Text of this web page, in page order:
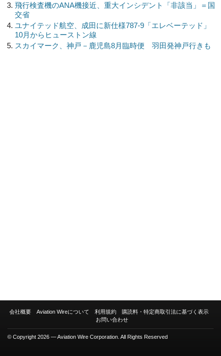
飛行検査機のANA機接近、重大インシデント「非該当」＝国
交省
ユナイテッド航空、成田に新仕様787-9「エレベーテッド」
10月からヒューストン線
スカイマーク、神戸－鹿児島8月臨時便 羽田発神戸行きも
会社概要 Aviation Wireについて 利用規約
購読料・特定商取引法に基づく表示
お問い合わせ
© Copyright 2026 — Aviation Wire Corporation. All Rights Reserved